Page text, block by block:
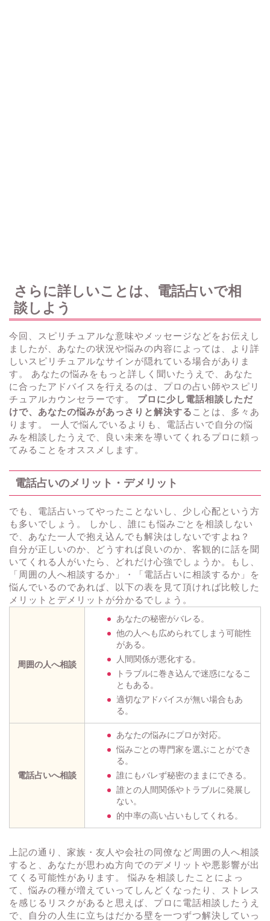
さらに詳しいことは、電話占いで相
談しよう
今回、スピリチュアルな意味やメッセージなどをお伝えし
ましたが、あなたの状況や悩みの内容によっては、より詳
しいスピリチュアルなサインが隠れている場合がありま
す。 あなたの悩みをもっと詳しく聞いたうえで、あなた
に合ったアドバイスを行えるのは、プロの占い師やスピリ
チュアルカウンセラーです。 プロに少し電話相談しただ
けで、あなたの悩みがあっさりと解決する ことは、多々あ
ります。 一人で悩んでいるよりも、電話占いで自分の悩
みを相談したうえで、良い未来を導いてくれるプロに頼っ
てみることをオススメします。
電話占いのメリット・デメリット
でも、電話占いってやったことないし、少し心配という方
も多いでしょう。 しかし、誰にも悩みごとを相談しない
で、あなた一人で抱え込んでも解決はしないですよね？
自分が正しいのか、どうすれば良いのか、客観的に話を聞
いてくれる人がいたら、どれだけ心強でしょうか。もし、
「周囲の人へ相談するか」・「電話占いに相談するか」を
悩んでいるのであれば、以下の表を見て頂ければ比較した
メリットとデメリットが分かるでしょう。
周囲の人へ相談
あなたの秘密がバレる。
他の人へも広められてしまう可能性
がある。
人間関係が悪化する。
トラブルに巻き込んで迷惑になるこ
ともある。
適切なアドバイスが無い場合もあ
る。
電話占いへ相談
あなたの悩みにプロが対応。
悩みごとの専門家を選ぶことができ
る。
誰にもバレず秘密のままにできる。
誰との人間関係やトラブルに発展し
ない。
的中率の高い占いもしてくれる。
上記の通り、家族・友人や会社の同僚など周囲の人へ相談
すると、あなたが思わぬ方向でのデメリットや悪影響が出
てくる可能性があります。 悩みを相談したことによっ
て、悩みの種が増えていってしんどくなったり、ストレス
を感じるリスクがあると思えば、プロに電話相談したうえ
で、自分の人生に立ちはだかる壁を一つずつ解決していっ